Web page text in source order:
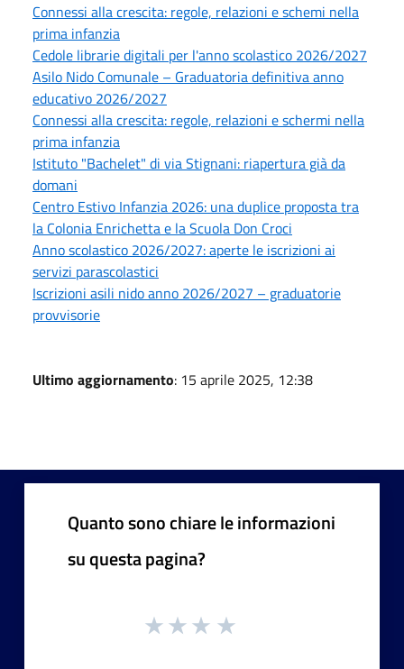
Connessi alla crescita: regole, relazioni e schemi nella
prima infanzia
Cedole librarie digitali per l'anno scolastico 2026/2027
Asilo Nido Comunale – Graduatoria definitiva anno
educativo 2026/2027
Connessi alla crescita: regole, relazioni e schermi nella
prima infanzia
Istituto "Bachelet" di via Stignani: riapertura già da
domani
Centro Estivo Infanzia 2026: una duplice proposta tra
la Colonia Enrichetta e la Scuola Don Croci
Anno scolastico 2026/2027: aperte le iscrizioni ai
servizi parascolastici
Iscrizioni asili nido anno 2026/2027 – graduatorie
provvisorie
Ultimo aggiornamento: 15 aprile 2025, 12:38
Quanto sono chiare le informazioni
su questa pagina?